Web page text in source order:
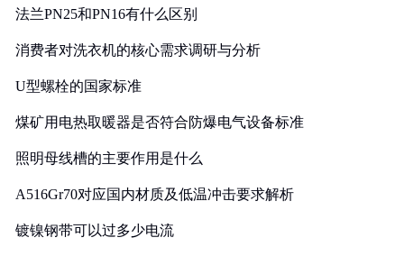
法兰PN25和PN16有什么区别
消费者对洗衣机的核心需求调研与分析
U型螺栓的国家标准
煤矿用电热取暖器是否符合防爆电气设备标准
照明母线槽的主要作用是什么
A516Gr70对应国内材质及低温冲击要求解析
镀镍钢带可以过多少电流